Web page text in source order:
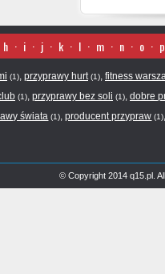
h · i · j · k · l · m · n · o · p
(1), przyprawy hurt (1), fitness
(1), przyprawy bez soli (1), dobre
świata (1),producent przypraw (1)
© Copyright 2014 q15.pl.